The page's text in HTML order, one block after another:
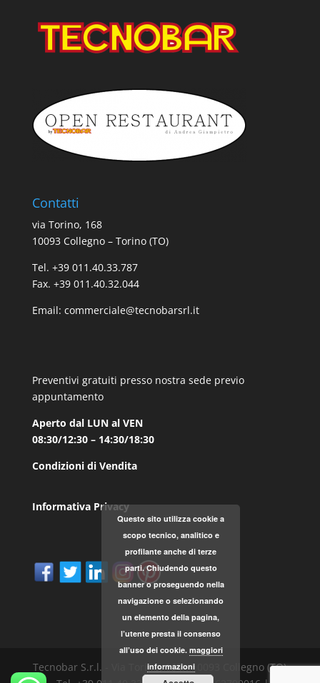
Contatti
via Torino, 168
10093 Collegno – Torino (TO)
Tel. +39 011.40.33.787
Fax. +39 011.40.32.044
Email: commerciale@tecnobarsrl.it
Preventivi gratuiti presso nostra sede previo
appuntamento
Aperto dal LUN al VEN
08:30/12:30 – 14:30/18:30
Condizioni di Vendita
Informativa Privacy
Tecnobar S.r.l. - Via Torino, 168 - 10093 Collegno (TO)
Questo sito utilizza cookie a
scopo tecnico, analitico e
profilante anche di terze
parti. Chiudendo questo
banner o proseguendo nella
navigazione o selezionando
un elemento della pagina,
l’utente presta il consenso
all’uso dei cookie. maggiori
informazioni